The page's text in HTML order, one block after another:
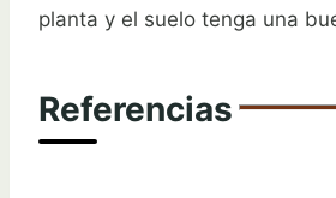
planta y el suelo tenga una
Referencias